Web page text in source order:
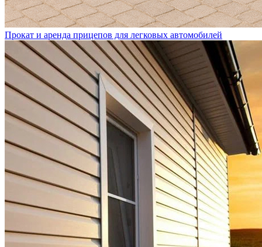
Прокат и аренда прицепов для легковых автомобилей